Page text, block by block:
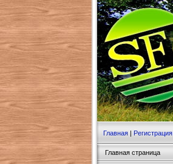
Главная | Регистрация
Главная страница